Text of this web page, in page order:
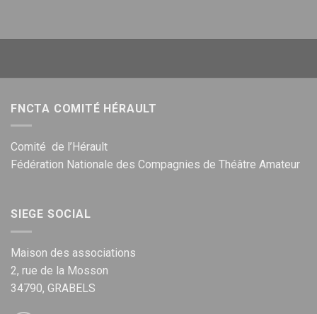
FNCTA COMITÉ HÉRAULT
Comité de l’Hérault
Fédération Nationale des Compagnies de Théâtre Amateur
SIEGE SOCIAL
Maison des associations
2, rue de la Mosson
34790, GRABELS